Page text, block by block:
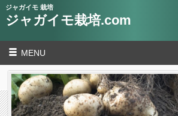
ジャガイモ 栽培
ジャガイモ栽培.com
MENU